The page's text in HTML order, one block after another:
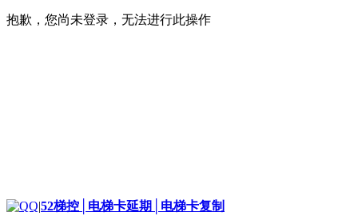
抱歉，您尚未登录，无法进行此操作
|52梯控│电梯卡延期│电梯卡复制